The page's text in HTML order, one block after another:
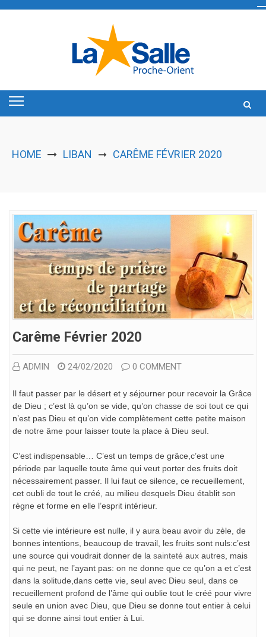
HOME LIBAN ➞ CARÊME FÉVRIER 2020
Carême Février 2020
ADMIN 24/02/2020 0 COMMENT
Il faut passer par le désert et y séjourner pour recevoir la Grâce
de Dieu ; c’est là qu’on se vide, qu’on chasse de soi tout ce qui
n’est pas Dieu et qu’on vide complètement cette petite maison
de notre âme pour laisser toute la place à Dieu seul.
C’est indispensable… C’est un temps de grâce,c’est une
période par laquelle toute âme qui veut porter des fruits doit
nécessairement passer. Il lui faut ce silence, ce recueillement,
cet oubli de tout le créé, au milieu desquels Dieu établit son
règne et forme en elle l’esprit intérieur.
Si cette vie intérieure est nulle, il y aura beau avoir du zèle, de
bonnes intentions, beaucoup de travail, les fruits sont nuls:c’est
une source qui voudrait donner de la sainteté aux autres, mais
qui ne peut, ne l’ayant pas: on ne donne que ce qu’on a et c’est
dans la solitude,dans cette vie, seul avec Dieu seul, dans ce
recueillement profond de l’âme qui oublie tout le créé pour vivre
seule en union avec Dieu, que Dieu se donne tout entier à celui
qui se donne ainsi tout entier à Lui.